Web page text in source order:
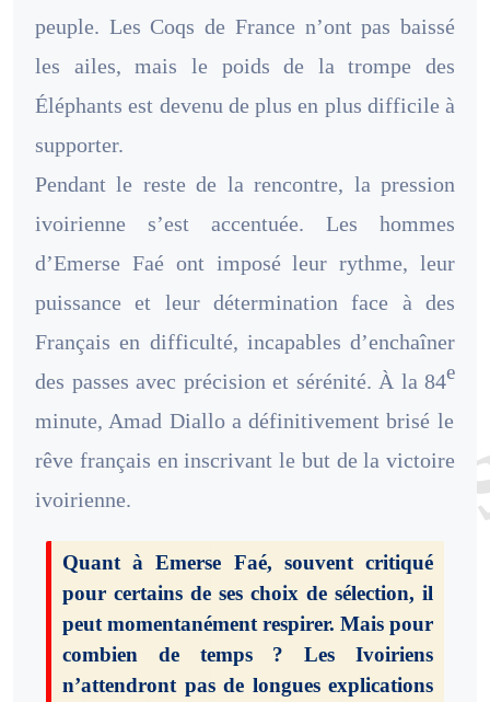
peuple. Les Coqs de France n’ont pas baissé
les ailes, mais le poids de la trompe des
Éléphants est devenu de plus en plus difficile à
supporter.
Pendant le reste de la rencontre, la pression
ivoirienne s’est accentuée. Les hommes
d’Emerse Faé ont imposé leur rythme, leur
puissance et leur détermination face à des
Français en difficulté, incapables d’enchaîner
des passes avec précision et sérénité. À la 84e
minute, Amad Diallo a définitivement brisé le
rêve français en inscrivant le but de la victoire
ivoirienne.
Quant à Emerse Faé, souvent critiqué
pour certains de ses choix de sélection, il
peut momentanément respirer. Mais pour
combien de temps ? Les Ivoiriens
n’attendront pas de longues explications